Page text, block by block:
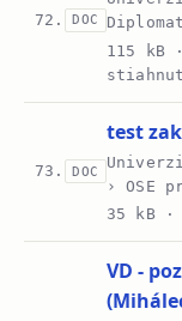
72. DOC
115 kB
73. DOC
test
› OSE
35 kB ·
VD -